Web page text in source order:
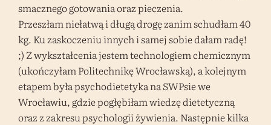
smacznego gotowania oraz pieczenia.
Przeszłam niełatwą i długą drogę zanim schudłam 40
kg. Ku zaskoczeniu innych i samej sobie dałam radę!
;) Z wykształcenia jestem technologiem chemicznym
(ukończyłam Politechnikę Wrocławską), a kolejnym
etapem była psychodietetyka na SWPsie we
Wrocławiu, gdzie pogłębiłam wiedzę dietetyczną
oraz z zakresu psychologii żywienia. Następnie kilka